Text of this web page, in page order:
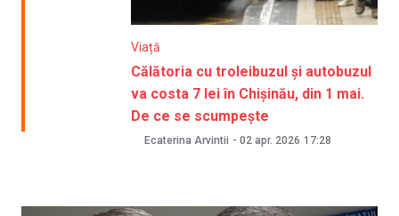
Viață
Călătoria cu troleibuzul și autobuzul
va costa 7 lei în Chișinău, din 1 mai.
De ce se scumpește
Ecaterina Arvintii - 02 apr. 2026 17:28